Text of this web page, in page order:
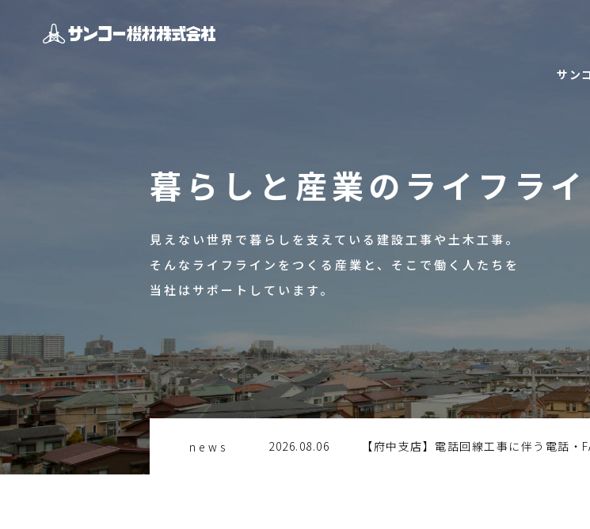
サン
Company
企業情報
会
採用情報
待遇
暮らしと産業の ライフラ
見えない世界で暮らしを支えている建設工事や土木工事。
そんなライフラインをつくる産業と、そこで働く人たちを
当社はサポートしています。
news 【府中支店】電話回線工事に伴う電話・
2026.08.06